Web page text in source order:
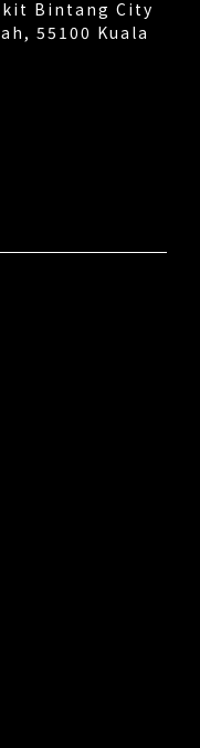
Bintang City
55100 Kuala